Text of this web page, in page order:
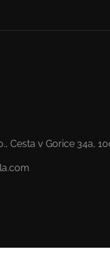
Cesta v Gorice 34a,